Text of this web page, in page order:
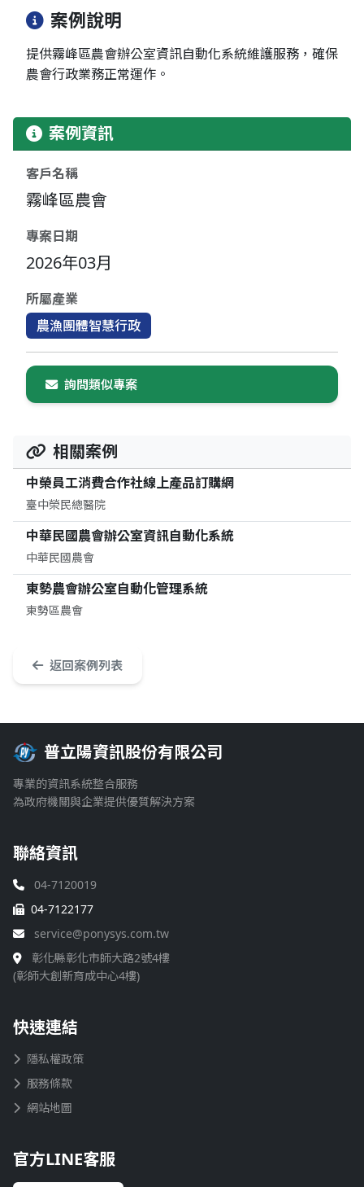
案例說明
提供霧峰區農會辦公室資訊自動化系統維護服務，確保
農會行政業務正常運作。
案例資訊
客戶名稱
霧峰區農會
專案日期
2026年03月
所屬產業
農漁團體智慧行政
詢問類似專案
相關案例
中榮員工消費合作社線上產品訂購網
臺中榮民總醫院
中華民國農會辦公室資訊自動化系統
中華民國農會
東勢農會辦公室自動化管理系統
東勢區農會
返回案例列表
普立陽資訊股份有限公司
專業的資訊系統整合服務
為政府機關與企業提供優質解決方案
聯絡資訊
04-7120019
04-7122177
service@ponysys.com.tw
彰化縣彰化市師大路2號4樓
(彰師大創新育成中心4樓)
快速連結
隱私權政策
服務條款
網站地圖
官方LINE客服